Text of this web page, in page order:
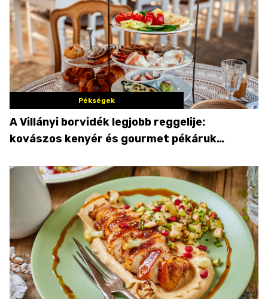
Pékségek
A Villányi borvidék legjobb reggelije:
kovászos kenyér és gourmet pékáruk